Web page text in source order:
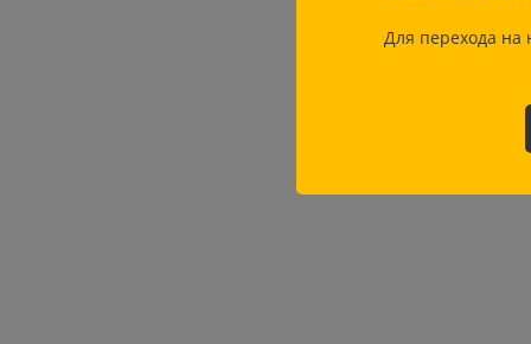
Для перехода на